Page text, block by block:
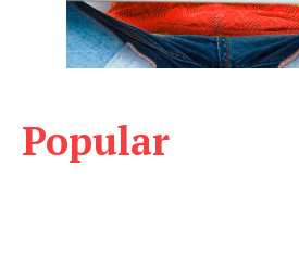
Popular